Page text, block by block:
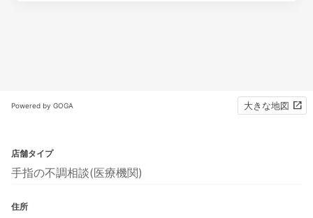
Powered by GOGA 大きな地図
店舗タイプ
手指の不調相談(医療機関)
住所